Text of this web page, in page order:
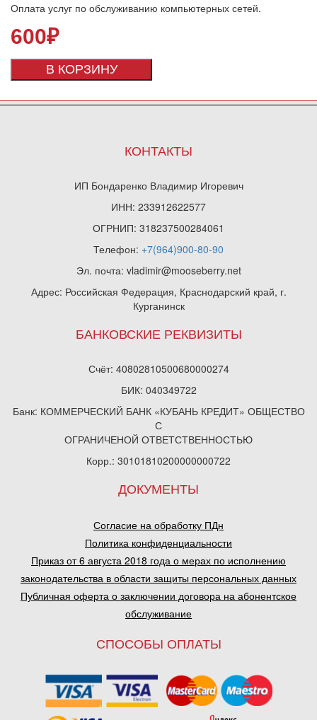
Оплата услуг по обслуживанию компьютерных сетей.
600₽
В КОРЗИНУ
КОНТАКТЫ
ИП Бондаренко Владимир Игоревич
ИНН: 233912622577
ОГРНИП: 318237500284061
Телефон: +7(964)900-80-90
Эл. почта: vladimir@mooseberry.net
Адрес: Российская Федерация, Краснодарский край, г.
Курганинск
БАНКОВСКИЕ РЕКВИЗИТЫ
Счёт: 40802810500680000274
БИК: 040349722
Банк: КОММЕРЧЕСКИЙ БАНК «КУБАНЬ КРЕДИТ» ОБЩЕСТВО
С
ОГРАНИЧЕНОЙ ОТВЕТСТВЕННОСТЬЮ
Корр.: 30101810200000000722
ДОКУМЕНТЫ
Согласие на обработку ПДн
Политика конфиденциальности
Приказ от 6 августа 2018 года о мерах по исполнению
законодательства в области защиты персональных данных
Публичная оферта о заключении договора на абонентское
обслуживание
СПОСОБЫ ОПЛАТЫ